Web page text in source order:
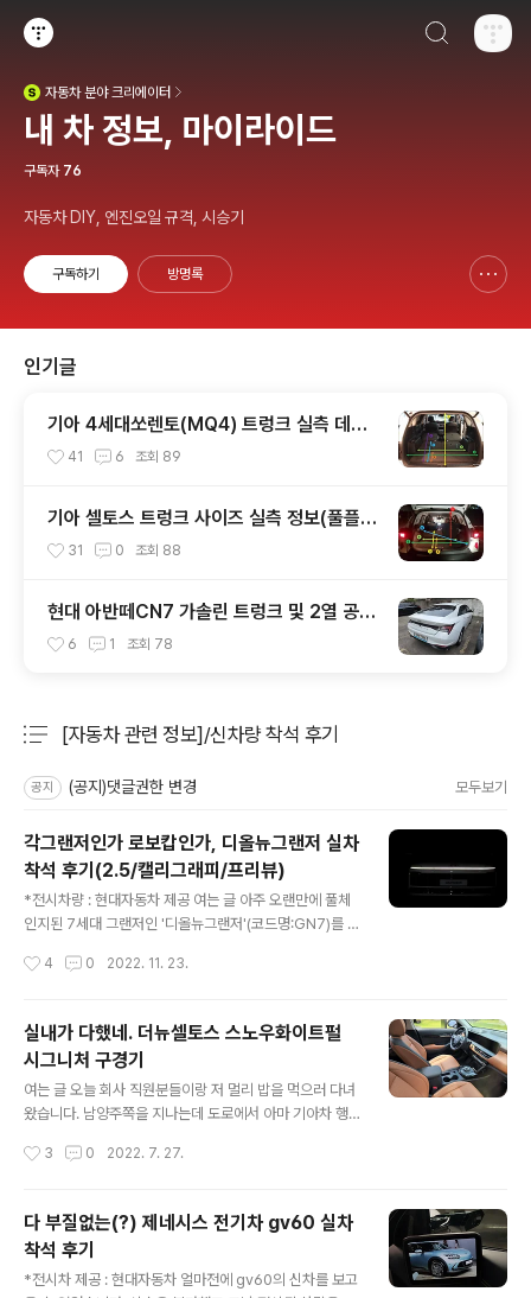
자동차분야 크리에이터
내 차 정보, 마이라이드
구독자 76
자동차 DIY, 엔진오일 규격, 시승기
구독하기 방명록
인기글
기아 4세대쏘렌토(MQ4) 트렁크 실측 데이
터(적재함 크기,길이,높이,너비)
41 6 조회 89
기아 셀토스 트렁크 사이즈 실측 정보(풀플렛
등)31 0 조회 88
현대 아반떼CN7 가솔린 트렁크 및 2열 공간
실측 결과
6 1 조회 78
[자동차 관련 정보]/신차량 착석 후기
공지 (공지)댓글권한 변경 모두보기
각그랜저인가 로보캅인가, 디올뉴그랜저 실차
착석 후기(2.5/캘리그래피/프리뷰)
*전시차량 : 현대자동차 제공 여는 글 아주 오랜만에 풀체
인지된 7세대 그랜저인 '디올뉴그랜저'(코드명:GN7)를 보
는 상황이었기 때문에 전시장에 방문해서 보는 정도라고
되며서 '더뉴그랜저(코드명 : ig)'가 풀체인지로 착각하시
는 분들이 계십니다만 찡긋랜저는 이전 모델의 페이스리프
트 모델이고 이번 7세대 모델이 진짜 풀체인지 모델입니
다. 아반떼를 비추어보면 과감한 변화(더뉴아반떼AD, 일명
삼각떼) 뒤에 무르익은 디자인(아반떼CN7)이 나왔듯 그랜
취이므로 객관적인 기준이랄 것이 없긴 하지만 시장의 전
4 0 2022. 11. 23.
실내가 다했네. 더뉴셀토스 스노우화이트펄
시그니처 구경기
여는 글 오늘 회사 직원분들이랑 저 멀리 밥을 먹으러 다녀
왔습니다. 남양주쪽을 지나는데 도로에서 아마 기아차 행
로를 달리고 있더군요. 저는 기아에서 불러주지 않기 때문
갔습니다. 처음가는 카페로 남양주에서 유명한 '키스톤 스
피시즈(keystone species)'라는 참 이름이 어려운 카페
인데 멀리서보니 카페 마당 한 가운데 누가 주차를 해놨습
니다. 뭔 무개념이 잔디밭에 주차를 해놨나 싶었는데 가까
3 0 2022. 7. 27.
다 부질없는(?) 제네시스 전기차 gv60 실차
착석 후기
*전시차 제공 : 현대자동차 얼마전에 gv60의 신차를 보고